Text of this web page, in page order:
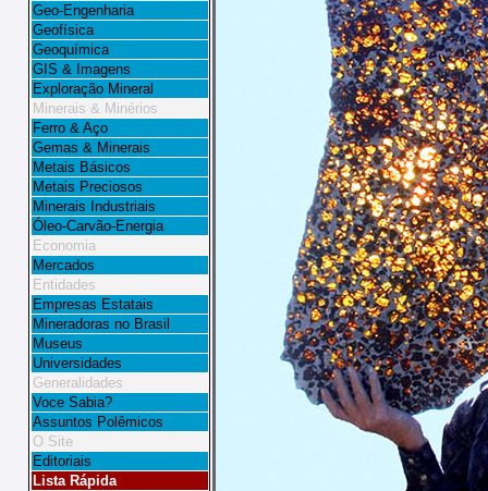
Geo-Engenharia
Geofísica
Geoquímica
GIS & Imagens
Exploração Mineral
Minerais & Minérios
Ferro & Aço
Gemas & Minerais
Metais Básicos
Metais Preciosos
Minerais Industriais
Óleo-Carvão-Energia
Economia
Mercados
Entidades
Empresas Estatais
Mineradoras no Brasil
Museus
Universidades
Generalidades
Voce Sabia?
Assuntos Polêmicos
O Site
Editoriais
Lista Rápida